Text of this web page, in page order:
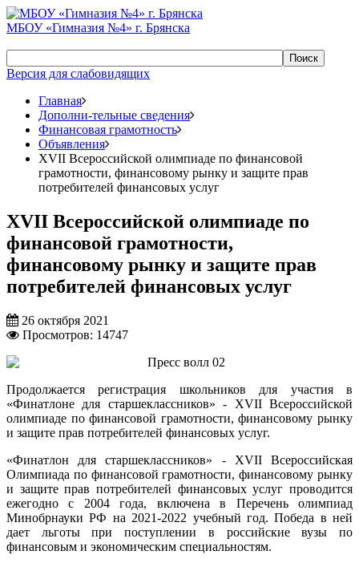
МБОУ «Гимназия №4» г. Брянска
Поиск
Версия для слабовидящих
Главная
Дополни-тельные сведения
Финансовая грамотность
Объявления
ХVII Всероссийской олимпиаде по финансовой
грамотности, финансовому рынку и защите прав
потребителей финансовых услуг
ХVII Всероссийской олимпиаде по
финансовой грамотности,
финансовому рынку и защите прав
потребителей финансовых услуг
26 октября 2021
Просмотров: 14747
Продолжается регистрация школьников для участия в
«Финатлоне для старшеклассников» - ХVII Всероссийской
олимпиаде по финансовой грамотности, финансовому рынку
и защите прав потребителей финансовых услуг.
«Финатлон для старшеклассников» - XVII Всероссийская
Олимпиада по финансовой грамотности, финансовому рынку
и защите прав потребителей финансовых услуг проводится
ежегодно с 2004 года, включена в Перечень олимпиад
Минобрнауки РФ на 2021-2022 учебный год. Победа в ней
дает льготы при поступлении в российские вузы по
финансовым и экономическим специальностям.